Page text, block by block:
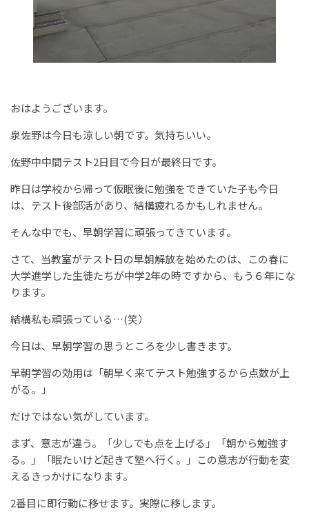
おはようございます。
泉佐野は今日も涼しい朝です。気持ちいい。
佐野中中間テスト2日目で今日が最終日です。
昨日は学校から帰って仮眠後に勉強をできていた子も今日
は、テスト後部活があり、結構疲れるかもしれません。
そんな中でも、早朝学習に頑張ってきています。
さて、当教室がテスト日の早朝解放を始めたのは、この春に
大学進学した生徒たちが中学2年の時ですから、もう６年にな
ります。
結構私も頑張っている…(笑）
今日は、早朝学習の思うところを少し書きます。
早朝学習の効用は「朝早く来てテスト勉強するから点数が上
がる。」
だけではない気がしています。
まず、意志が違う。「少しでも点を上げる」「朝から勉強す
る。」「眠たいけど起きて塾へ行く。」この意志が行動を変
えるきっかけになります。
2番目に即行動に移せます。実際に移します。